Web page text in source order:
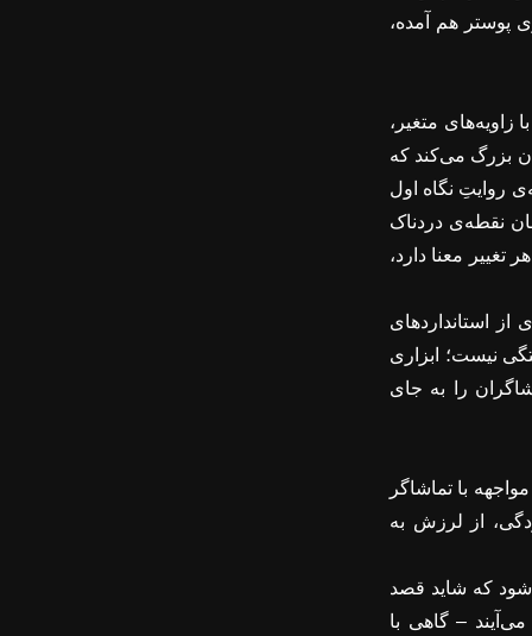
پوستر هم آمده،
متغیر،
بزرگ می‌کند که
روایتِ نگاه اول
نقطه‌ی دردناک
تغییر معنا دارد،
استانداردهای
نیست؛ ابزاری
را به جای
با تماشاگر
از لرزش به
که شاید قصد
– گاهی با